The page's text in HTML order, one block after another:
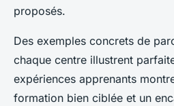
proposés.
Des exemples concrets de
chaque centre illustrent
expériences apprenants
formation bien ciblée et un